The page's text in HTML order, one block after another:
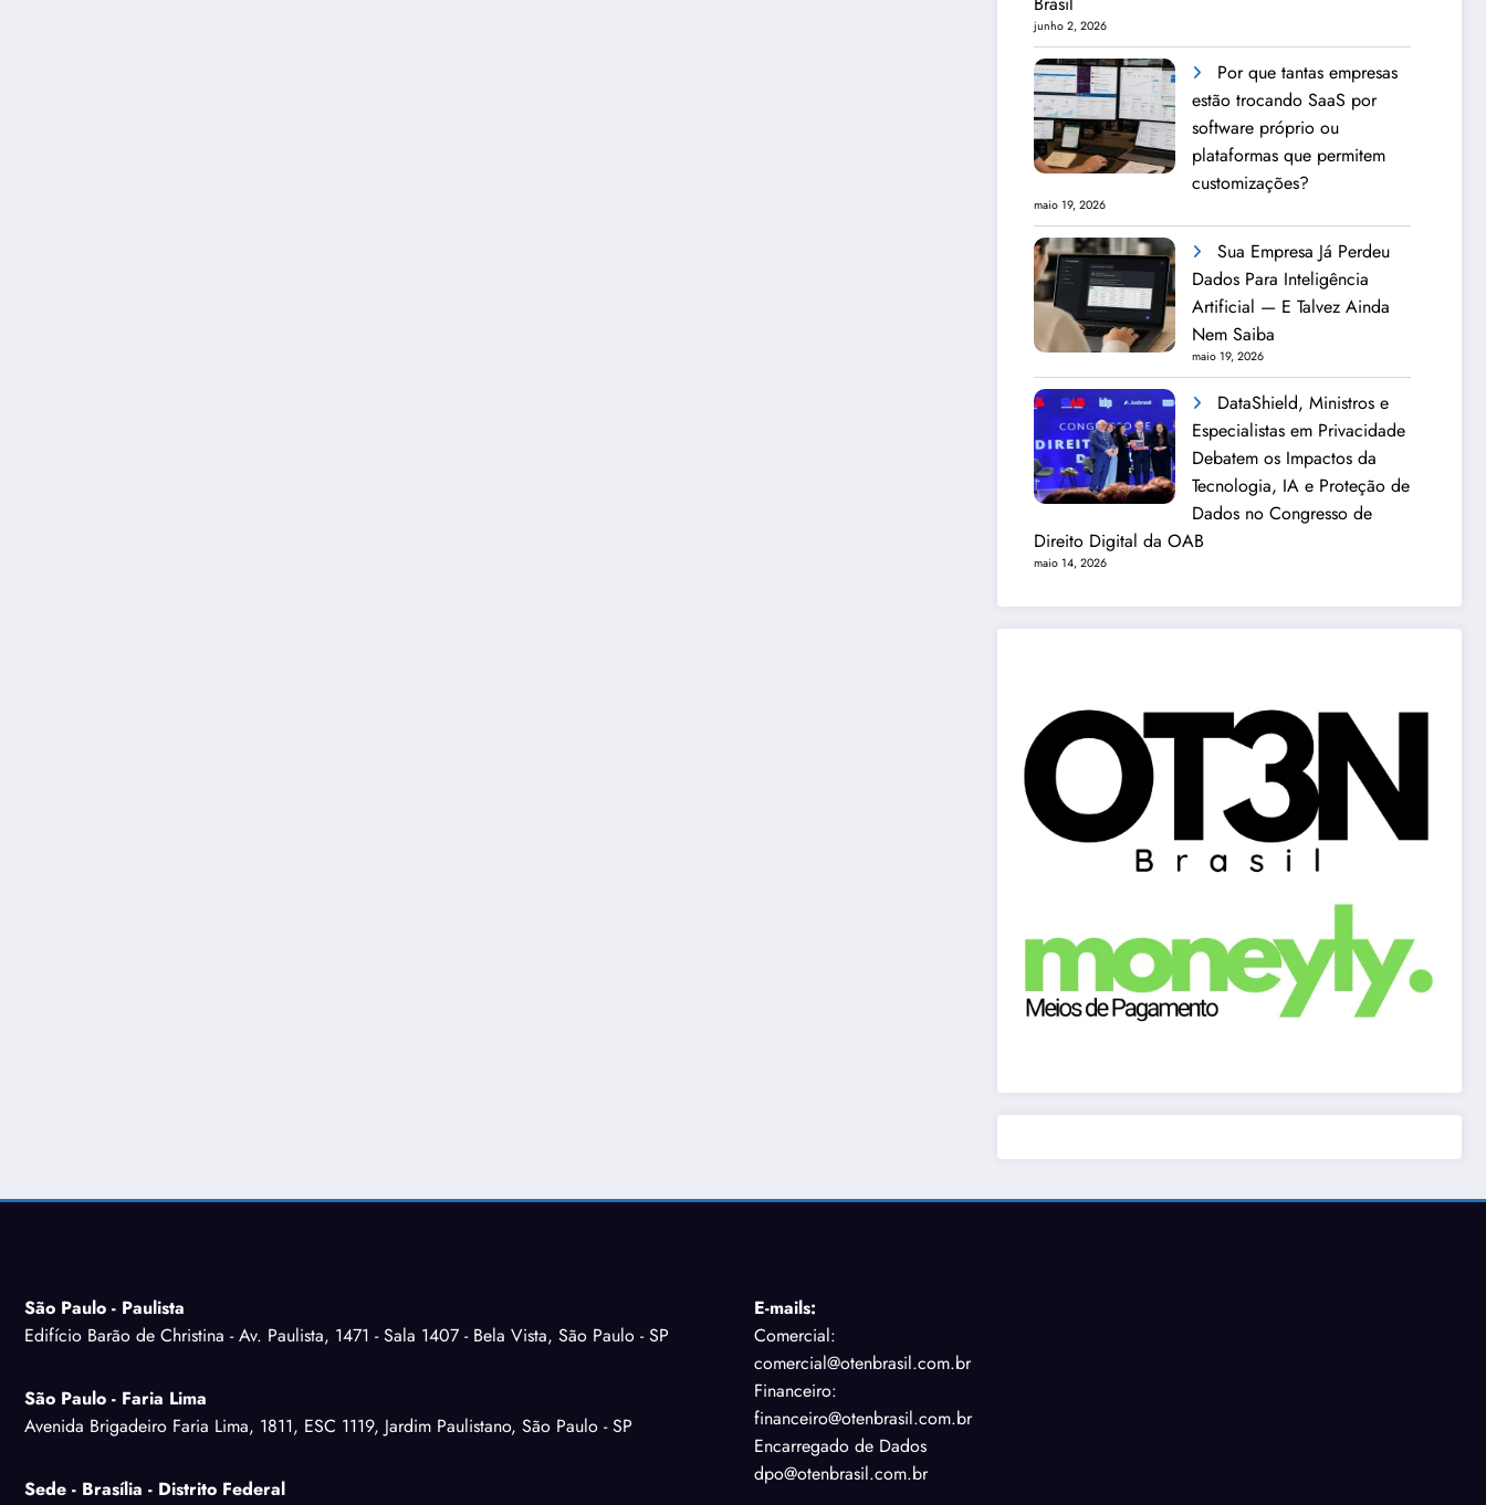
junho 2, 2026
Por que tantas empresas
estão trocando SaaS por
software próprio ou
plataformas que permitem
customizações?
maio 19, 2026
Sua Empresa Já Perdeu
Dados Para Inteligência
Artificial — E Talvez Ainda
Nem Saiba
maio 19, 2026
DataShield, Ministros e
Especialistas em Privacidade
Debatem os Impactos da
Tecnologia, IA e Proteção de
Dados no Congresso de
Direito Digital da OAB
maio 14, 2026
São Paulo - Paulista
Edifício Barão de Christina - Av. Paulista, 1471 - Sala 1407 - Bela Vista, São Paulo - SP
São Paulo - Faria Lima
Avenida Brigadeiro Faria Lima, 1811, ESC 1119, Jardim Paulistano, São Paulo - SP
Sede - Brasília - Distrito Federal
E-mails:
Comercial:
comercial@otenbrasil.com.br
Financeiro:
financeiro@otenbrasil.com.br
Encarregado de Dados
dpo@otenbrasil.com.br